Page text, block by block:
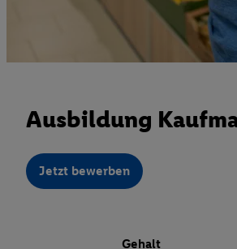
Ausbildung
Jetzt bewerben
Gehalt